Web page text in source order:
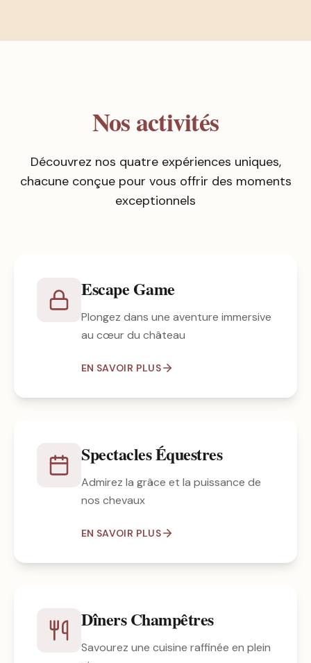
Nos activités
Découvrez nos quatre expériences uniques,
chacune conçue pour vous offrir des moments
exceptionnels
Escape Game
Plongez dans une aventure immersive
au cœur du château
EN SAVOIR PLUS
Spectacles Équestres
Admirez la grâce et la puissance de
nos chevaux
EN SAVOIR PLUS
Dîners Champêtres
Savourez une cuisine raffinée en plein